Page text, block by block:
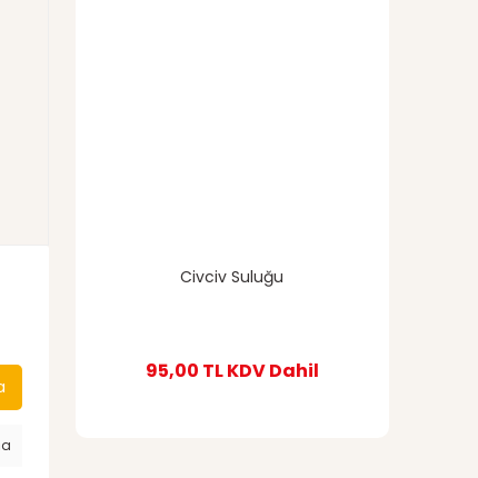
Civciv Suluğu
95,00 TLKDV Dahil